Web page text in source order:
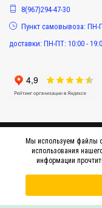
8(967)294-47-30
Пункт самовывоза: ПН-
доставки: ПН-ПТ: 10:00 -
© 2015-2026 Интернет-
Мы используем файлы
использования
информации